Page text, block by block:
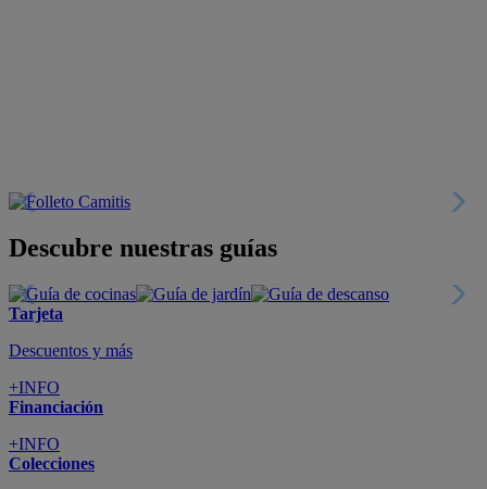
Descubre nuestras guías
Tarjeta
Descuentos y más
+INFO
Financiación
+INFO
Colecciones